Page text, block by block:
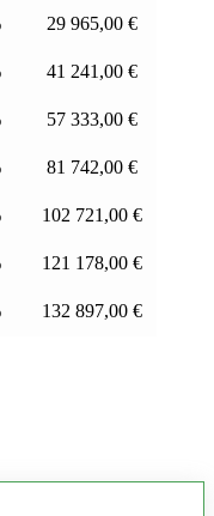
29 965,00 €
41 241,00 €
57 333,00 €
81 742,00 €
102 721,00 €
121 178,00 €
132 897,00 €